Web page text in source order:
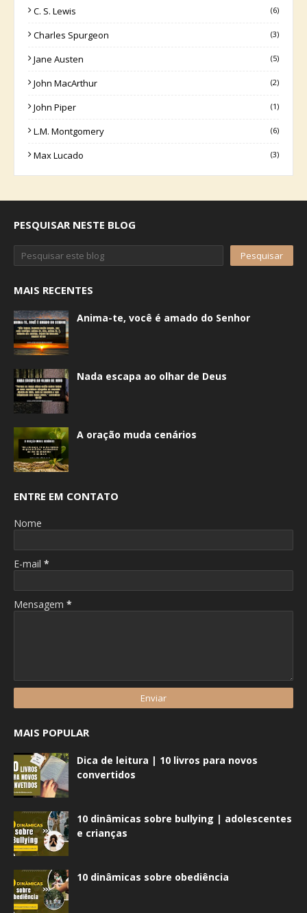
C. S. Lewis (6)
Charles Spurgeon (3)
Jane Austen (5)
John MacArthur (2)
John Piper (1)
L.M. Montgomery (6)
Max Lucado (3)
PESQUISAR NESTE BLOG
MAIS RECENTES
Anima-te, você é amado do Senhor
Nada escapa ao olhar de Deus
A oração muda cenários
ENTRE EM CONTATO
Nome
E-mail *
Mensagem *
MAIS POPULAR
Dica de leitura | 10 livros para novos
convertidos
10 dinâmicas sobre bullying | adolescentes
e crianças
10 dinâmicas sobre obediência